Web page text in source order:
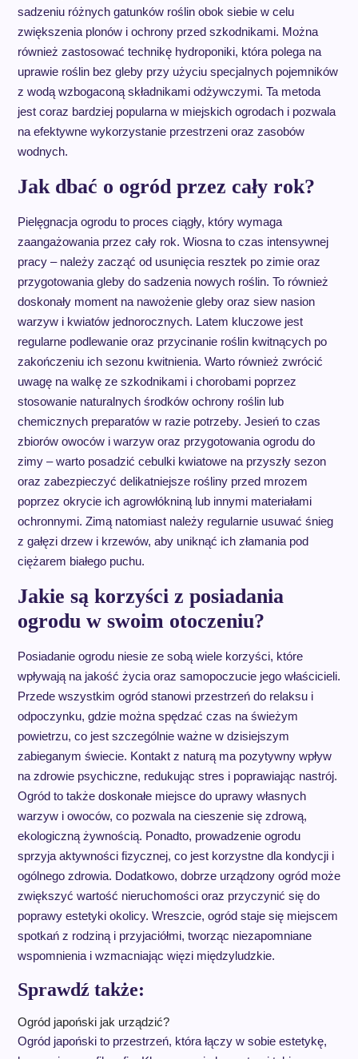
sadzeniu różnych gatunków roślin obok siebie w celu
zwiększenia plonów i ochrony przed szkodnikami. Można
również zastosować technikę hydroponiki, która polega na
uprawie roślin bez gleby przy użyciu specjalnych pojemników
z wodą wzbogaconą składnikami odżywczymi. Ta metoda
jest coraz bardziej popularna w miejskich ogrodach i pozwala
na efektywne wykorzystanie przestrzeni oraz zasobów
wodnych.
Jak dbać o ogród przez cały rok?
Pielęgnacja ogrodu to proces ciągły, który wymaga
zaangażowania przez cały rok. Wiosna to czas intensywnej
pracy – należy zacząć od usunięcia resztek po zimie oraz
przygotowania gleby do sadzenia nowych roślin. To również
doskonały moment na nawożenie gleby oraz siew nasion
warzyw i kwiatów jednorocznych. Latem kluczowe jest
regularne podlewanie oraz przycinanie roślin kwitnących po
zakończeniu ich sezonu kwitnienia. Warto również zwrócić
uwagę na walkę ze szkodnikami i chorobami poprzez
stosowanie naturalnych środków ochrony roślin lub
chemicznych preparatów w razie potrzeby. Jesień to czas
zbiorów owoców i warzyw oraz przygotowania ogrodu do
zimy – warto posadzić cebulki kwiatowe na przyszły sezon
oraz zabezpieczyć delikatniejsze rośliny przed mrozem
poprzez okrycie ich agrowłókniną lub innymi materiałami
ochronnymi. Zimą natomiast należy regularnie usuwać śnieg
z gałęzi drzew i krzewów, aby uniknąć ich złamania pod
ciężarem białego puchu.
Jakie są korzyści z posiadania
ogrodu w swoim otoczeniu?
Posiadanie ogrodu niesie ze sobą wiele korzyści, które
wpływają na jakość życia oraz samopoczucie jego właścicieli.
Przede wszystkim ogród stanowi przestrzeń do relaksu i
odpoczynku, gdzie można spędzać czas na świeżym
powietrzu, co jest szczególnie ważne w dzisiejszym
zabieganym świecie. Kontakt z naturą ma pozytywny wpływ
na zdrowie psychiczne, redukując stres i poprawiając nastrój.
Ogród to także doskonałe miejsce do uprawy własnych
warzyw i owoców, co pozwala na cieszenie się zdrową,
ekologiczną żywnością. Ponadto, prowadzenie ogrodu
sprzyja aktywności fizycznej, co jest korzystne dla kondycji i
ogólnego zdrowia. Dodatkowo, dobrze urządzony ogród może
zwiększyć wartość nieruchomości oraz przyczynić się do
poprawy estetyki okolicy. Wreszcie, ogród staje się miejscem
spotkań z rodziną i przyjaciółmi, tworząc niezapomniane
wspomnienia i wzmacniając więzi międzyludzkie.
Sprawdź także:
Ogród japoński jak urządzić?
Ogród japoński to przestrzeń, która łączy w sobie estetykę,